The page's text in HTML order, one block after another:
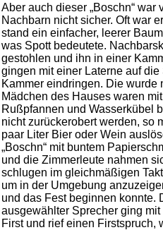
Aber auch dieser „Boschn“ war
Nachbarn nicht sicher. Oft war
stand ein einfacher, leerer
was Spott bedeutete.
gestohlen und ihn in einer
gingen mit einer Laterne auf
Kammer eindringen. Die wurde
Mädchen des Hauses waren
Rußpfannen und Wasserkübel
nicht zurückerobert werden, so
paar Liter Bier oder Wein
„Boschn“ mit buntem
und die Zimmerleute nahmen
schlugen im gleichmäßigen
um in der Umgebung
und das Fest beginnen konnte.
ausgewählter Sprecher ging
First und rief einen Firstspruch,